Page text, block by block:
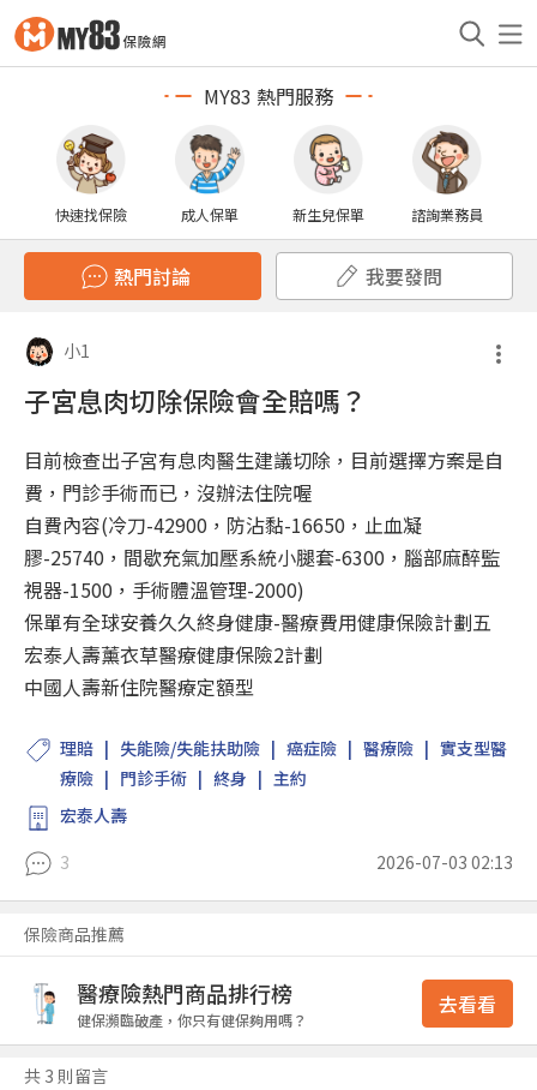
MY83 熱門服務
快速找保險 成人保單 新生兒保單 諮詢業務員
熱門討論 我要發問
小1
子宮息肉切除保險會全賠嗎？
目前檢查出子宮有息肉醫生建議切除，目前選擇方案是自
費，門診手術而已，沒辦法住院喔
自費內容(冷刀-42900，防沾黏-16650，止血凝
膠-25740，間歇充氣加壓系統小腿套-6300，腦部麻醉監
視器-1500，手術體溫管理-2000)
保單有全球安養久久終身健康-醫療費用健康保險計劃五
宏泰人壽薰衣草醫療健康保險2計劃
中國人壽新住院醫療定額型
理賠 失能險/失能扶助險 癌症險 醫療險
實支型醫
療險
門診手術 終身
主約
宏泰人壽
3
2026-07-03 02:13
保險商品推薦
醫療險熱門商品排行榜
健保瀕臨破產，你只有健保夠用嗎？
去看看
共 3 則留言